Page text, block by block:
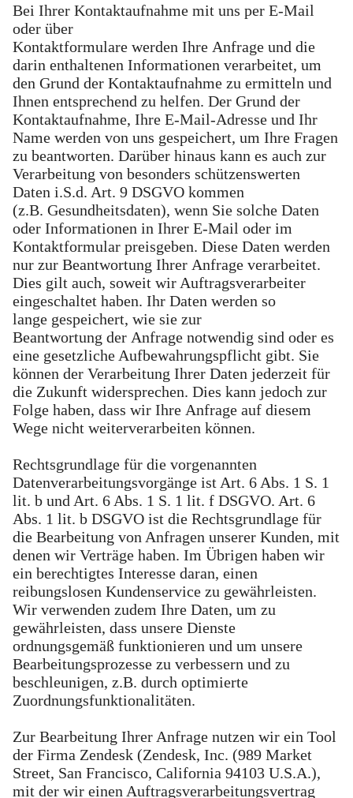
Bei Ihrer Kontaktaufnahme mit uns per E-Mail
oder über
Kontaktformulare werden Ihre Anfrage und die
darin enthaltenen Informationen verarbeitet, um
den Grund der Kontaktaufnahme zu ermitteln und
Ihnen entsprechend zu helfen. Der Grund der
Kontaktaufnahme, Ihre E-Mail-Adresse und Ihr
Name werden von uns gespeichert, um Ihre Fragen
zu beantworten. Darüber hinaus kann es auch zur
Verarbeitung von besonders schützenswerten
Daten i.S.d. Art. 9 DSGVO kommen
(z.B. Gesundheitsdaten), wenn Sie solche Daten
oder Informationen in Ihrer E-Mail oder im
Kontaktformular preisgeben. Diese Daten werden
nur zur Beantwortung Ihrer Anfrage verarbeitet.
Dies gilt auch, soweit wir Auftragsverarbeiter
eingeschaltet haben. Ihr Daten werden so
lange gespeichert, wie sie zur
Beantwortung der Anfrage notwendig sind oder es
eine gesetzliche Aufbewahrungspflicht gibt. Sie
können der Verarbeitung Ihrer Daten jederzeit für
die Zukunft widersprechen. Dies kann jedoch zur
Folge haben, dass wir Ihre Anfrage auf diesem
Wege nicht weiterverarbeiten können.
Rechtsgrundlage für die vorgenannten
Datenverarbeitungsvorgänge ist Art. 6 Abs. 1 S. 1
lit. b und Art. 6 Abs. 1 S. 1 lit. f DSGVO. Art. 6
Abs. 1 lit. b DSGVO ist die Rechtsgrundlage für
die Bearbeitung von Anfragen unserer Kunden, mit
denen wir Verträge haben. Im Übrigen haben wir
ein berechtigtes Interesse daran, einen
reibungslosen Kundenservice zu gewährleisten.
Wir verwenden zudem Ihre Daten, um zu
gewährleisten, dass unsere Dienste
ordnungsgemäß funktionieren und um unsere
Bearbeitungsprozesse zu verbessern und zu
beschleunigen, z.B. durch optimierte
Zuordnungsfunktionalitäten.
Zur Bearbeitung Ihrer Anfrage nutzen wir ein Tool
der Firma Zendesk (Zendesk, Inc. (989 Market
Street, San Francisco, California 94103 U.S.A.),
mit der wir einen Auftragsverarbeitungsvertrag